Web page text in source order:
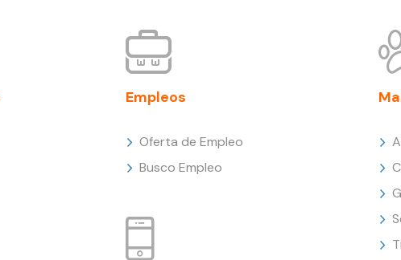
Empleos
Oferta de Empleo
Busco Empleo